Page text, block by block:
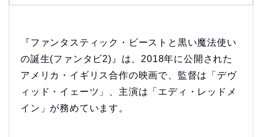
『ファンタスティック・ビーストと黒い魔法使い
の誕生(ファンタビ2)』は、2018年に公開された
アメリカ・イギリス合作の映画で、監督は「デヴ
ィッド・イェーツ」、主演は「エディ・レッドメ
イン」が務めています。